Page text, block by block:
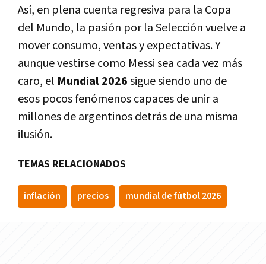
Así, en plena cuenta regresiva para la Copa
del Mundo, la pasión por la Selección vuelve a
mover consumo, ventas y expectativas. Y
aunque vestirse como Messi sea cada vez más
caro, el Mundial 2026sigue siendo uno de
esos pocos fenómenos capaces de unir a
millones de argentinos detrás de una misma
ilusión.
TEMAS RELACIONADOS
inflación precios mundial de fútbol 2026